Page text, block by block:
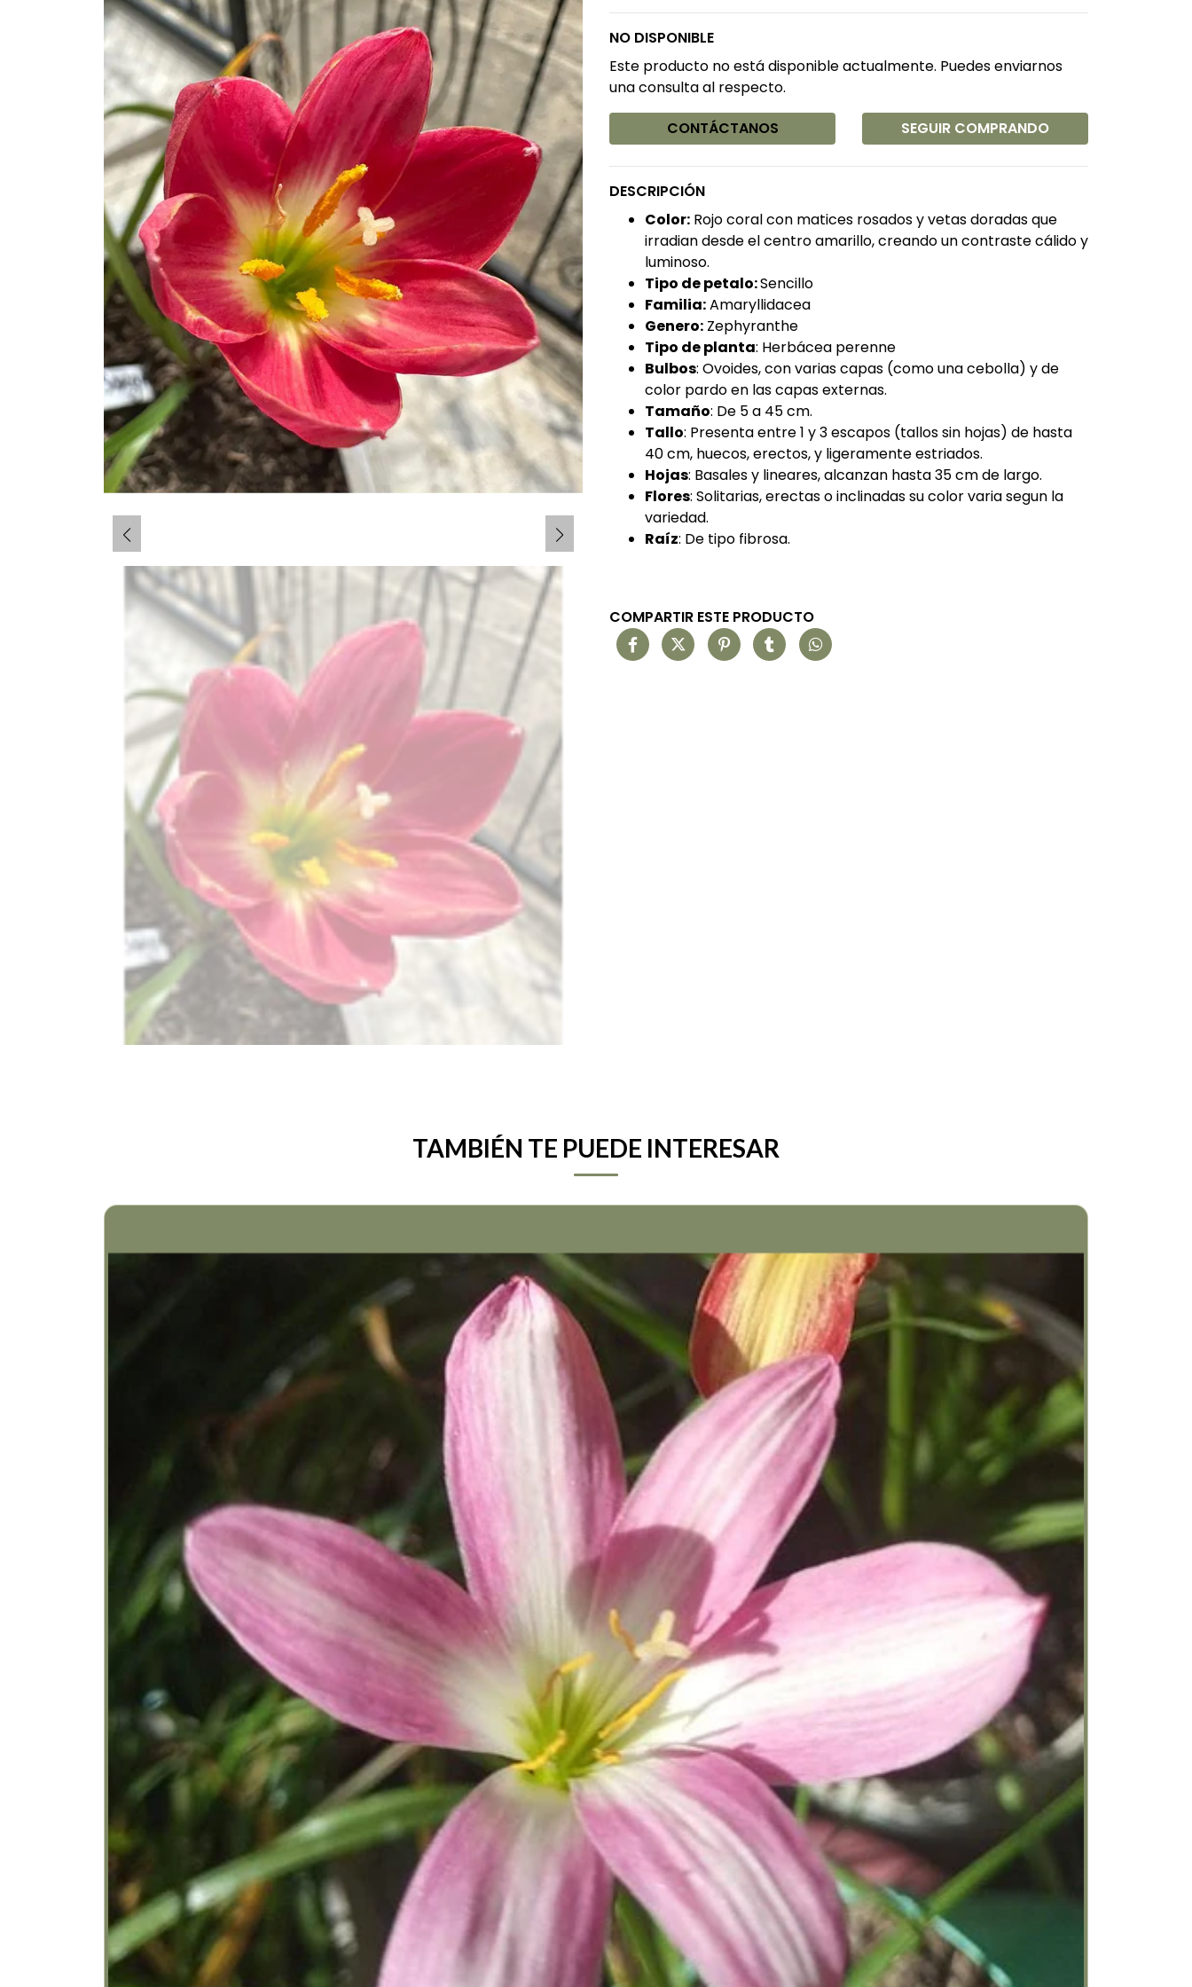
NO DISPONIBLE
Este producto no está disponible actualmente. Puedes enviarnos
una consulta al respecto.
CONTÁCTANOS
SEGUIR COMPRANDO
DESCRIPCIÓN
Color: Rojo coral con matices rosados y vetas doradas que
irradian desde el centro amarillo, creando un contraste cálido y
luminoso.
Tipo de petalo:Sencillo
Familia:Amaryllidacea
Genero: Zephyranthe
Tipo de planta: Herbácea perenne
Bulbos: Ovoides, con varias capas (como una cebolla) y de
color pardo en las capas externas.
Tamaño: De 5 a 45 cm.
Tallo: Presenta entre 1 y 3 escapos (tallos sin hojas) de hasta
40 cm, huecos, erectos, y ligeramente estriados.
Hojas: Basales y lineares, alcanzan hasta 35 cm de largo.
Flores: Solitarias, erectas o inclinadas su color varia segun la
variedad.
Raíz: De tipo fibrosa.
COMPARTIR ESTE PRODUCTO
TAMBIÉN TE PUEDE INTERESAR